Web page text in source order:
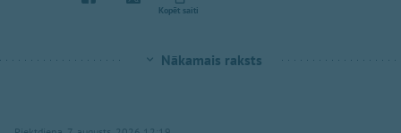
Kopēt saiti
Nākamais raksts